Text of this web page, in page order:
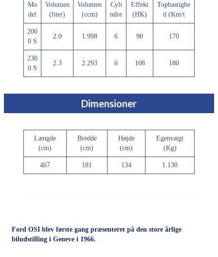
Mo
del
Volumen
(liter)
Volumen
(ccm)
Cyli
ndre
Effekt
(HK)
Tophastighe
d (Km/t
200
0 S
2.0 1.998 6 90 170
230
0 S
2.3 2.293 6 108 180
Dimensioner
Længde
(cm)
Bredde
(cm)
Højde
(cm)
Egenvægt
(Kg)
467 181 134 1.130
Ford OSI blev første gang præsenteret på den store årlige
biludstilling i Geneve i 1966.